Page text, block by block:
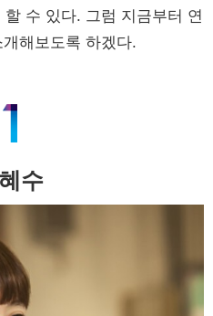
할 수 있다. 그럼 지금부터 연
해보도록 하겠다.
수